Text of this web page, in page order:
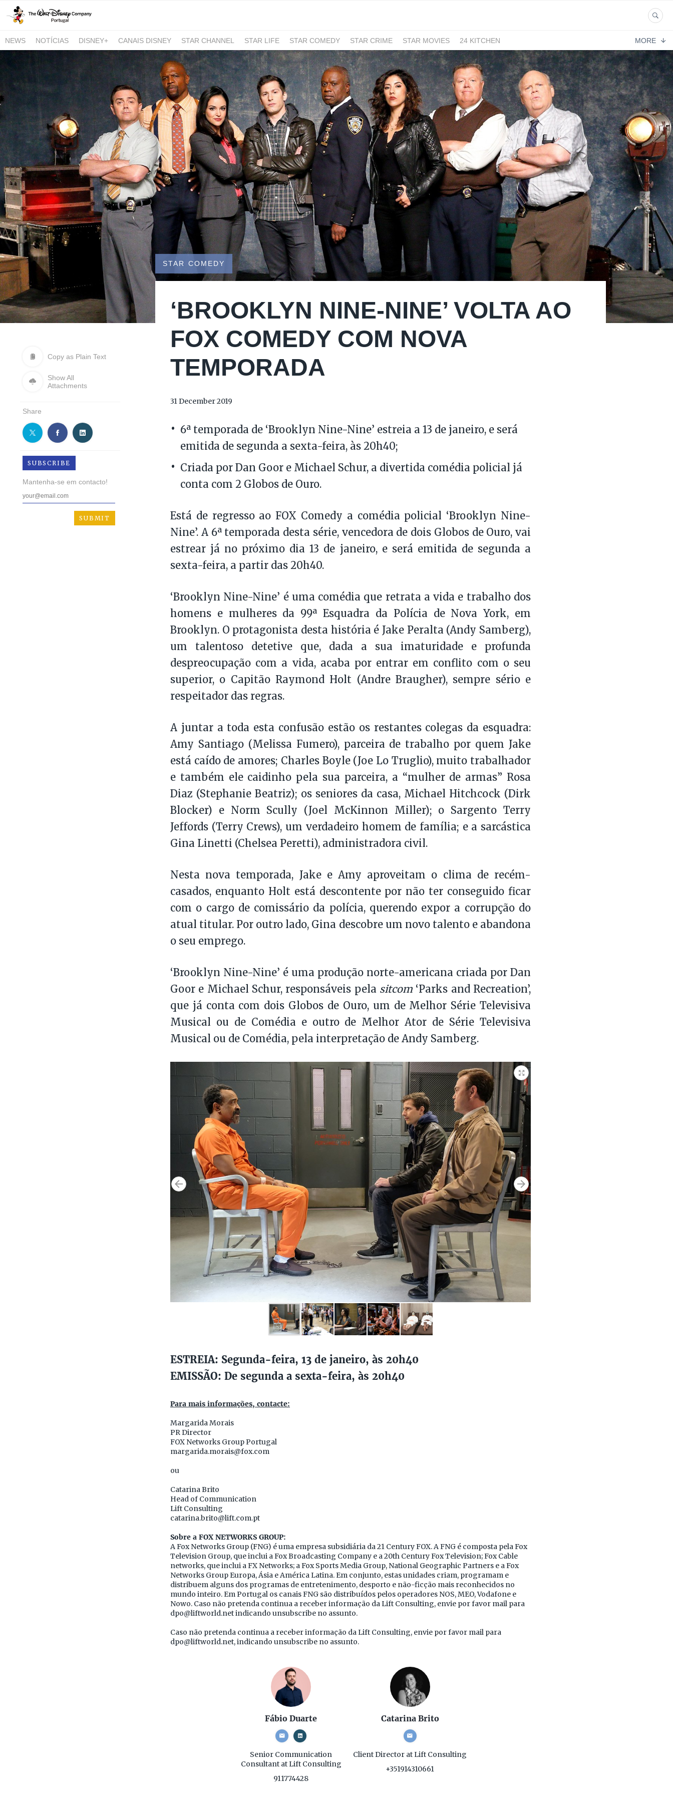
NEWS NOTÍCIAS DISNEY+ CANAIS DISNEY STAR CHANNEL STAR LIFE STAR COMEDY STAR CRIME STAR MOVIES
24 KITCHEN
NATIONAL GEOGRAPHIC AND NATIONAL GEOGRAPHIC WILD
MORE
Copy as Plain Text
Show All
Attachments
Share
SUBSCRIBE
Mantenha-se em contacto!
STAR COMEDY
‘BROOKLYN NINE-NINE’ VOLTA AO
FOX COMEDY COM NOVA
TEMPORADA
31 December 2019
6ª temporada de ‘Brooklyn Nine-Nine’ estreia a 13 de janeiro, e será
emitida de segunda a sexta-feira, às 20h40;
Criada por Dan Goor e Michael Schur, a divertida comédia policial já
conta com 2 Globos de Ouro.
Está de regresso ao FOX Comedy a comédia policial ‘Brooklyn Nine-
Nine’. A 6ª temporada desta série, vencedora de dois Globos de Ouro, vai
estrear já no próximo dia 13 de janeiro, e será emitida de segunda a
sexta-feira, a partir das 20h40.
‘Brooklyn Nine-Nine’ é uma comédia que retrata a vida e trabalho dos
homens e mulheres da 99ª Esquadra da Polícia de Nova York, em
Brooklyn. O protagonista desta história é Jake Peralta (Andy Samberg),
um talentoso detetive que, dada a sua imaturidade e profunda
despreocupação com a vida, acaba por entrar em conflito com o seu
superior, o Capitão Raymond Holt (Andre Braugher), sempre sério e
respeitador das regras.
A juntar a toda esta confusão estão os restantes colegas da esquadra:
Amy Santiago (Melissa Fumero), parceira de trabalho por quem Jake
está caído de amores; Charles Boyle (Joe Lo Truglio), muito trabalhador
e também ele caidinho pela sua parceira, a “mulher de armas” Rosa
Diaz (Stephanie Beatriz); os seniores da casa, Michael Hitchcock (Dirk
Blocker) e Norm Scully (Joel McKinnon Miller); o Sargento Terry
Jeffords (Terry Crews), um verdadeiro homem de família; e a sarcástica
Gina Linetti (Chelsea Peretti), administradora civil.
Nesta nova temporada, Jake e Amy aproveitam o clima de recém-
casados, enquanto Holt está descontente por não ter conseguido ficar
com o cargo de comissário da polícia, querendo expor a corrupção do
atual titular. Por outro lado, Gina descobre um novo talento e abandona
o seu emprego.
‘Brooklyn Nine-Nine’ é uma produção norte-americana criada por Dan
Goor e Michael Schur, responsáveis pela sitcom ‘Parks and Recreation’,
que já conta com dois Globos de Ouro, um de Melhor Série Televisiva
Musical ou de Comédia e outro de Melhor Ator de Série Televisiva
Musical ou de Comédia, pela interpretação de Andy Samberg.
ESTREIA: Segunda-feira, 13 de janeiro, às 20h40
EMISSÃO: De segunda a sexta-feira, às 20h40
Para mais informações, contacte:
Margarida Morais
PR Director
FOX Networks Group Portugal
margarida.morais@fox.com
ou
Catarina Brito
Head of Communication
Lift Consulting
catarina.brito@lift.com.pt
Sobre a FOX NETWORKS GROUP:
A Fox Networks Group (FNG) é uma empresa subsidiária da 21 Century FOX. A FNG é composta pela Fox
Television Group, que inclui a Fox Broadcasting Company e a 20th Century Fox Television; Fox Cable
networks, que inclui a FX Networks; a Fox Sports Media Group, National Geographic Partners e a Fox
Networks Group Europa, Ásia e América Latina. Em conjunto, estas unidades criam, programam e
distribuem alguns dos programas de entretenimento, desporto e não-ficção mais reconhecidos no
mundo inteiro. Em Portugal os canais FNG são distribuídos pelos operadores NOS, MEO, Vodafone e
Nowo. Caso não pretenda continua a receber informação da Lift Consulting, envie por favor mail para
dpo@liftworld.net indicando unsubscribe no assunto.
Caso não pretenda continua a receber informação da Lift Consulting, envie por favor mail para
dpo@liftworld.net, indicando unsubscribe no assunto.
Fábio Duarte
Senior Communication
Consultantat Lift Consulting
911774428
Catarina Brito
Client Director at Lift Consulting
+351914310661